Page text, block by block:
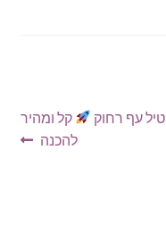
הפוסט
טיל עף רחוק
קל ומהיר
להכנה